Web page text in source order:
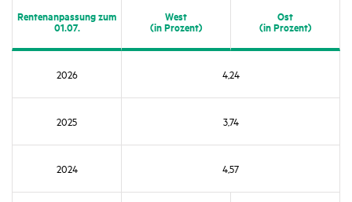
Renten­an­pas­sung zum
01.07.
West
(in Prozent)
Ost
(in Prozent)
2026 4,24
2025 3,74
2024 4,57